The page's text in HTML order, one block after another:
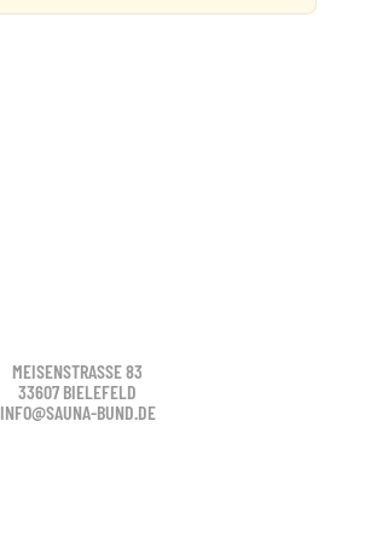
MEISENSTRASSE 83
33607 BIELEFELD
INFO@SAUNA-BUND.DE